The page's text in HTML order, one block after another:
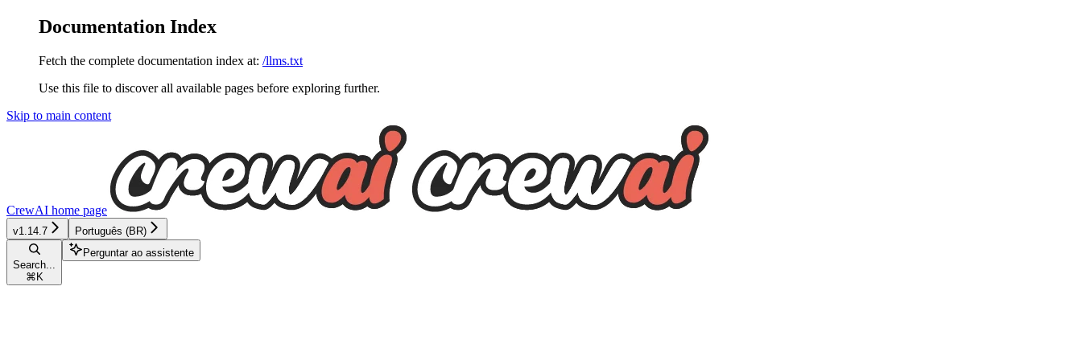
Documentation Index
Fetch the complete documentation index at: /llms.txt
Use this file to discover all available pages before exploring further.
Skip to main content
CrewAI home page
v1.14.7 Português (BR)
Search...
⌘ K
Perguntar ao assistente